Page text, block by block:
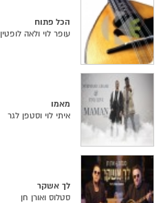
הכל פתוח
עופר לוי ולאה לופטין
מאמו
איתי לוי וסטפן לגר
לך אשקר
סטלוס ואורן חן